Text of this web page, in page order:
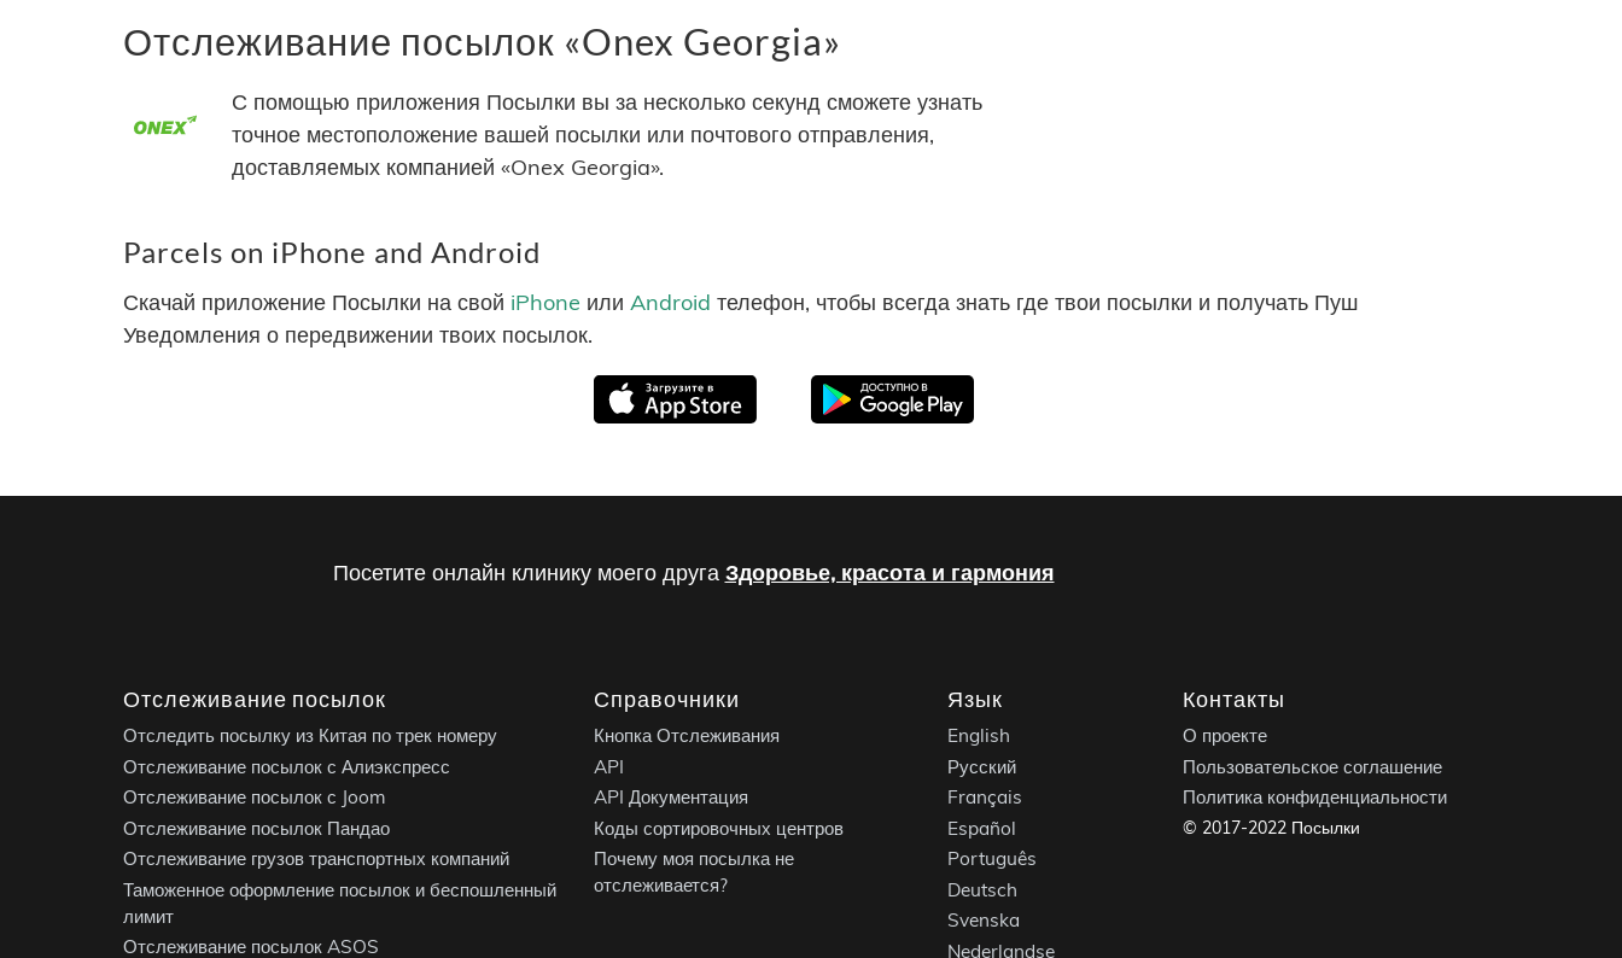
Отслеживание посылок «Onex Georgia»
С помощью приложения Посылки вы за несколько секунд сможете узнать
точное местоположение вашей посылки или почтового отправления,
доставляемых компанией «Onex Georgia».
Parcels on iPhone and Android
Скачай приложение Посылки на свой iPhone или Android телефон, чтобы всегда знать где твои посылки и получать Пуш
Уведомления о передвижении твоих посылок.
Посетите онлайн клинику моего друга Здоровье, красота и гармония
Отслеживание посылок
Отследить посылку из Китая по трек номеру
Отслеживание посылок с Алиэкспресс
Отслеживание посылок с Joom
Отслеживание посылок Пандао
Отслеживание грузов транспортных компаний
Таможенное оформление посылок и беспошленный
лимит
Отслеживание посылок ASOS
Справочники
Кнопка Отслеживания
API
API Документация
Коды сортировочных центров
Почему моя посылка не
отслеживается?
Язык
English
Русский
Français
Español
Português
Deutsch
Svenska
Nederlandse
Контакты
О проекте
Пользовательское соглашение
Политика конфиденциальности
© 2017-2022 Посылки